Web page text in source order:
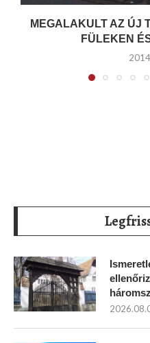
MEGALAKULT AZ ÚJ
FÜLEKEN